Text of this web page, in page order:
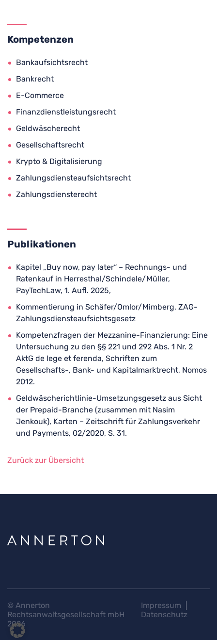
Kompetenzen
Bankaufsichtsrecht
Bankrecht
E-Commerce
Finanzdienstleistungsrecht
Geldwäscherecht
Gesellschaftsrecht
Krypto & Digitalisierung
Zahlungsdiensteaufsichtsrecht
Zahlungsdiensterecht
Publikationen
Kapitel „Buy now, pay later“ – Rechnungs- und
Ratenkauf in Herresthal/Schindele/Müller,
PayTechLaw, 1. Aufl. 2025,
Kommentierung in Schäfer/Omlor/Mimberg, ZAG-
Zahlungsdiensteaufsichtsgesetz
Kompetenzfragen der Mezzanine-Finanzierung: Eine
Untersuchung zu den §§ 221 und 292 Abs. 1 Nr. 2
AktG de lege et ferenda, Schriften zum
Gesellschafts-, Bank- und Kapitalmarktrecht, Nomos
2012.
Geldwäscherichtlinie-Umsetzungsgesetz aus Sicht
der Prepaid-Branche (zusammen mit Nasim
Jenkouk), Karten – Zeitschrift für Zahlungsverkehr
und Payments, 02/2020, S. 31.
Zurück zur Übersicht
© Annerton
Rechtsanwaltsgesellschaft mbH
2026
Impressum
Datenschutz